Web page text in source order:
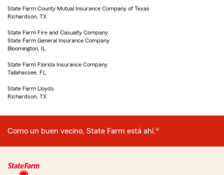
State Farm County Mutual Insurance Company of Texas
Richardson, TX
State Farm Fire and Casualty Company
State Farm General Insurance Company
Bloomington, IL
State Farm Florida Insurance Company
Tallahassee, FL
State Farm Lloyds
Richardson, TX
Como un buen vecino, State Farm está ahí.®